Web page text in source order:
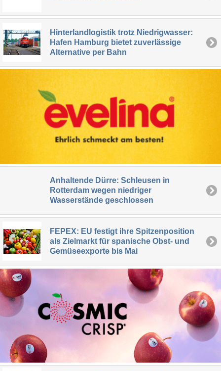
Hinterlandlogistik trotz Niedrigwasser:
Hafen Hamburg bietet zuverlässige
Alternative per Bahn
Anhaltende Dürre: Schleusen in
Rotterdam wegen niedriger
Wasserstände geschlossen
FEPEX: EU festigt ihre Spitzenposition
als Zielmarkt für spanische Obst- und
Gemüseexporte bis Mai